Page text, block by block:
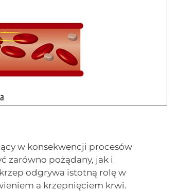
w konsekwencji procesów
zarówno pożądany, jak i
odgrywa istotną rolę w
a krzepnięciem krwi.